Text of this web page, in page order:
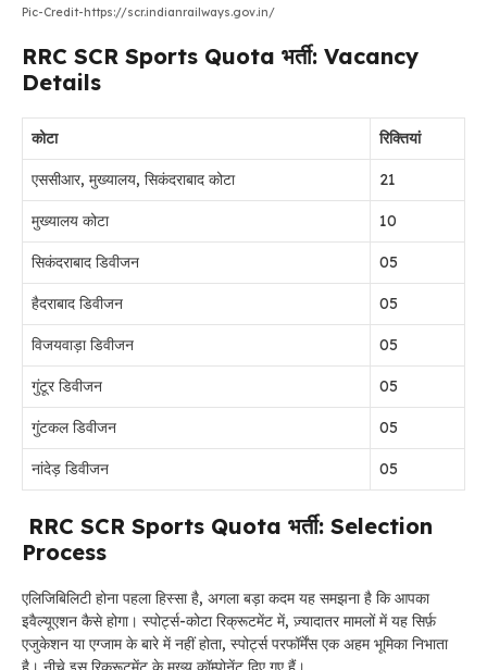
Pic-Credit-https://scr.indianrailways.gov.in/
RRC SCR Sports Quota भर्ती: Vacancy
Details
कोटा रिक्तियां
एससीआर, मुख्यालय, सिकंदराबाद कोटा 21
मुख्यालय कोटा 10
सिकंदराबाद डिवीजन 05
हैदराबाद डिवीजन 05
विजयवाड़ा डिवीजन 05
गुंटूर डिवीजन 05
गुंटकल डिवीजन 05
नांदेड़ डिवीजन 05
RRC SCR Sports Quota भर्ती: Selection
Process
एलिजिबिलिटी होना पहला हिस्सा है, अगला बड़ा कदम यह समझना है कि आपका
इवैल्यूएशन कैसे होगा। स्पोर्ट्स-कोटा रिक्रूटमेंट में, ज़्यादातर मामलों में यह सिर्फ़
एजुकेशन या एग्जाम के बारे में नहीं होता, स्पोर्ट्स परफॉर्मेंस एक अहम भूमिका निभाता